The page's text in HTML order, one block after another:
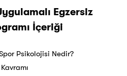
Egzersiz
İçeriği
Psikolojisi Nedir?